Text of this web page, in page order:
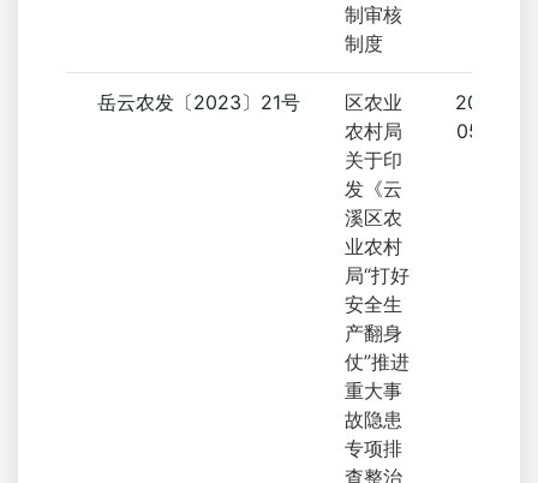
制审核
制度
岳云农发〔2023〕21号
区农业
农村局
关于印
发《云
溪区农
业农村
局“打好
安全生
产翻身
仗”推进
重大事
故隐患
专项排
查整治
2023-
05-22